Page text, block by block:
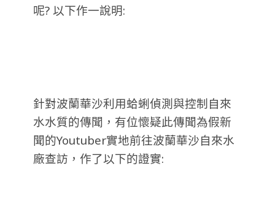
呢? 以下作一說明:
針對波蘭華沙利用蛤蜊偵測與控制自來
水水質的傳聞，有位懷疑此傳聞為假新
聞的Youtuber實地前往波蘭華沙自來水
廠查訪，作了以下的證實: